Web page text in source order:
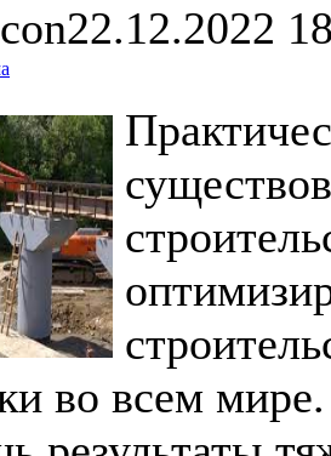
22.12.2022
во всем